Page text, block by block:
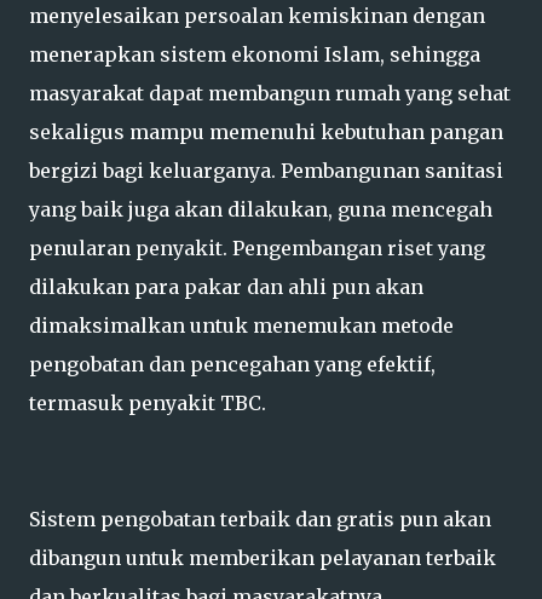
menyelesaikan persoalan kemiskinan dengan
menerapkan sistem ekonomi Islam, sehingga
masyarakat dapat membangun rumah yang sehat
sekaligus mampu memenuhi kebutuhan pangan
bergizi bagi keluarganya. Pembangunan sanitasi
yang baik juga akan dilakukan, guna mencegah
penularan penyakit. Pengembangan riset yang
dilakukan para pakar dan ahli pun akan
dimaksimalkan untuk menemukan metode
pengobatan dan pencegahan yang efektif,
termasuk penyakit TBC.
Sistem pengobatan terbaik dan gratis pun akan
dibangun untuk memberikan pelayanan terbaik